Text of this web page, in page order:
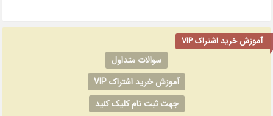
آموزش خرید اشتراک VIP
سوالات متداول
آموزش خرید اشتراک VIP
جهت ثبت نام کلیک کنید